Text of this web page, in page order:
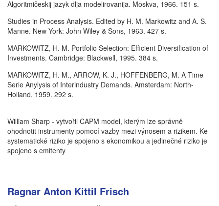
Algoritmičeskij jazyk dlja modelirovanija. Moskva, 1966. 151 s.
Studies in Process Analysis. Edited by H. M. Markowitz and A. S.
Manne. New York: John Wiley & Sons, 1963. 427 s.
MARKOWITZ, H. M. Portfolio Selection: Efficient Diversification of
Investments. Cambridge: Blackwell, 1995. 384 s.
MARKOWITZ, H. M., ARROW, K. J., HOFFENBERG, M. A Time
Serie Anylysis of Interindustry Demands. Amsterdam: North-
Holland, 1959. 292 s.
William Sharp - vytvořil CAPM model, kterým lze správně
ohodnotit instrumenty pomocí vazby mezi výnosem a rizikem. Ke
systematické riziko je spojeno s ekonomikou a jedinečné riziko je
spojeno s emitenty
Ragnar Anton Kittil Frisch